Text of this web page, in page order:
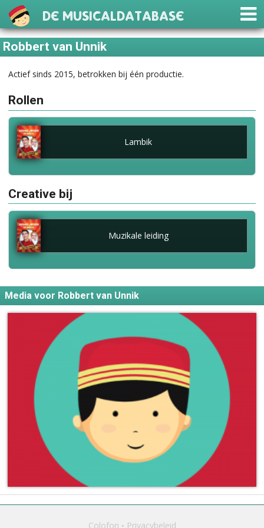
De Musicaldatabase
Robbert van Unnik
Actief sinds 2015, betrokken bij één productie.
Rollen
Lambik
Creative bij
Muzikale leiding
Media voor Robbert van Unnik
Colofon Privacybeleid